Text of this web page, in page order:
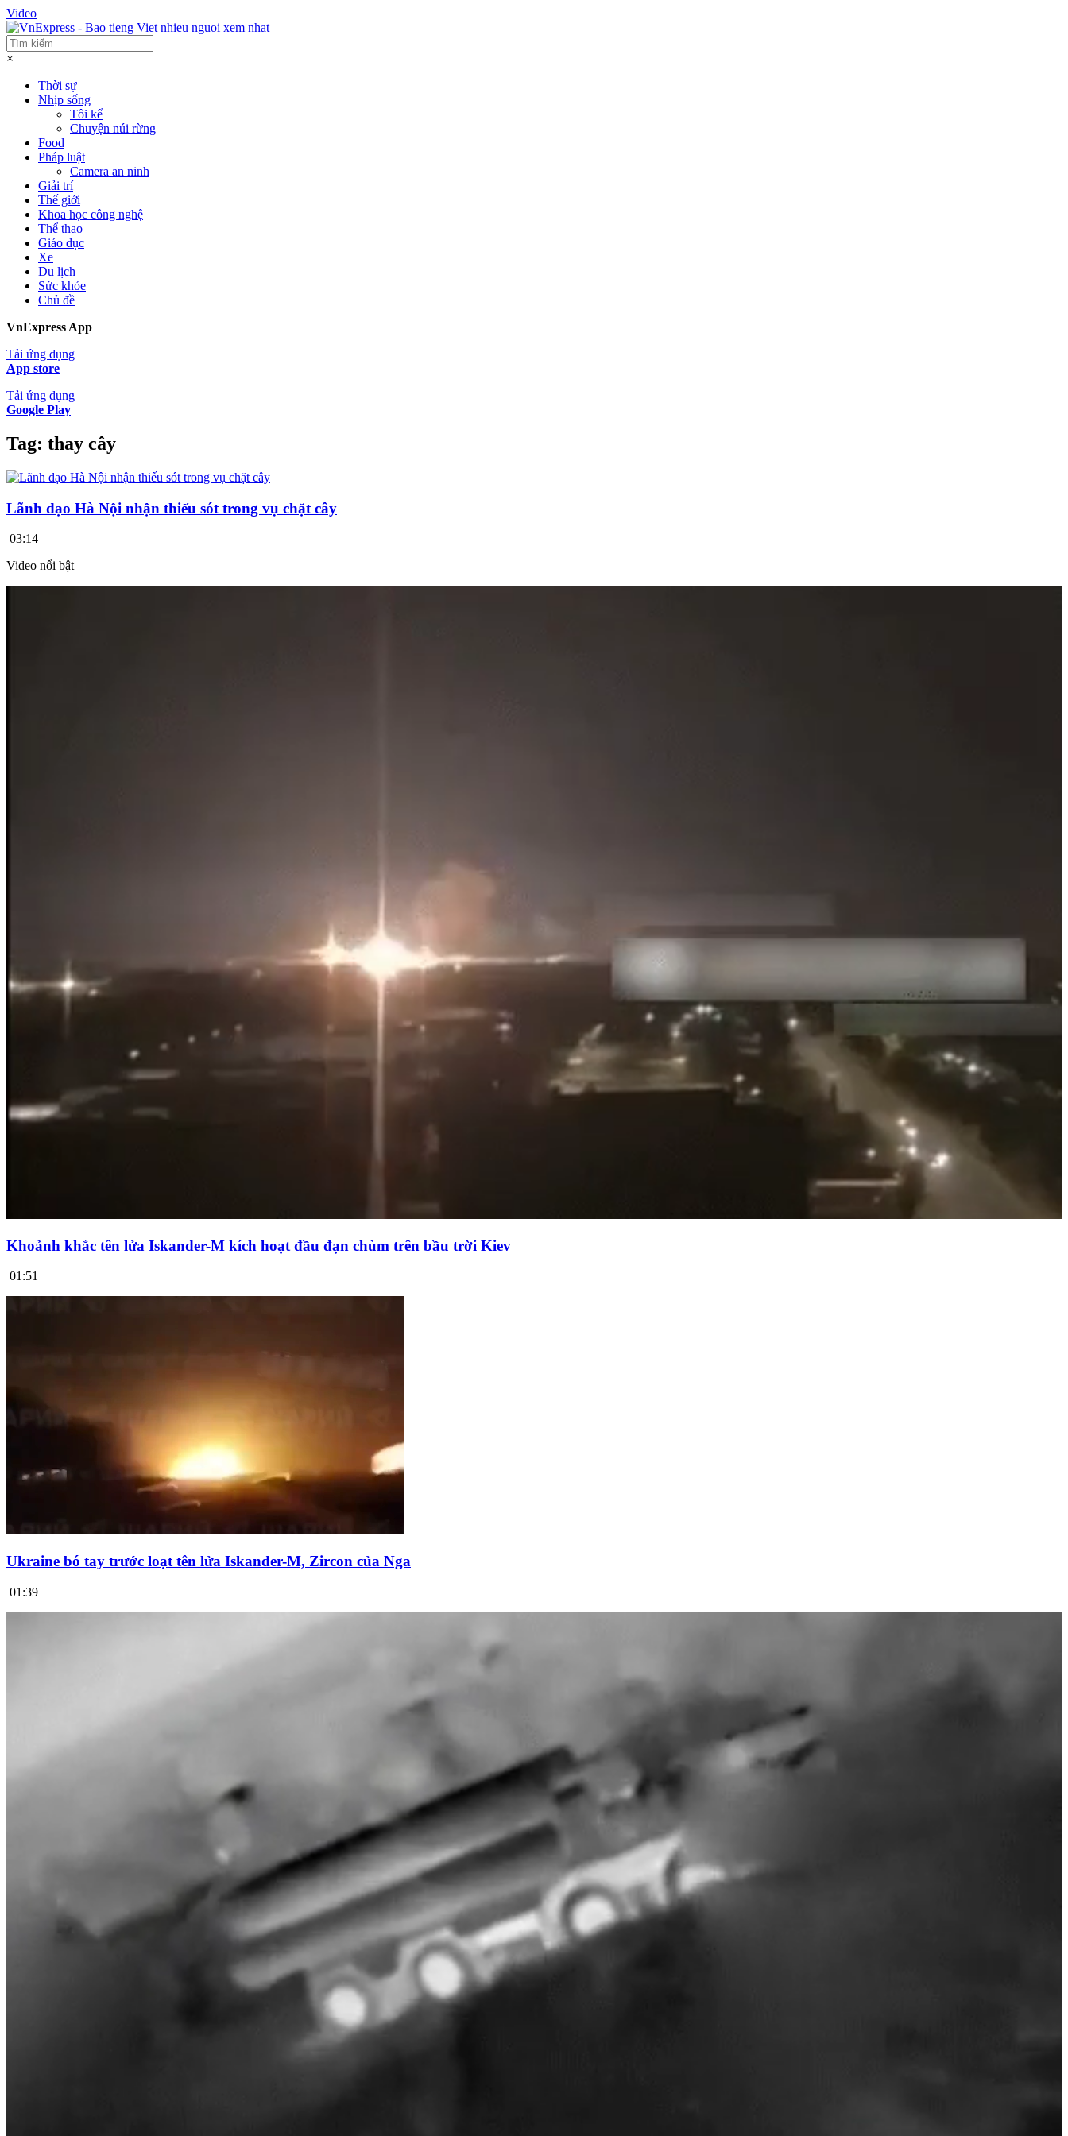
Video
×
Thời sự
Nhịp sống
Tôi kể
Chuyện núi rừng
Food
Pháp luật
Camera an ninh
Giải trí
Thế giới
Khoa học công nghệ
Thể thao
Giáo dục
Xe
Du lịch
Sức khỏe
Chủ đề
VnExpress App
Tải ứng dụng
App store
Tải ứng dụng
Google Play
Tag: thay cây
Lãnh đạo Hà Nội nhận thiếu sót trong vụ chặt cây
03:14
Video nổi bật
Khoảnh khắc tên lửa Iskander-M kích hoạt đầu đạn chùm trên bầu trời Kiev
01:51
Ukraine bó tay trước loạt tên lửa Iskander-M, Zircon của Nga
01:39